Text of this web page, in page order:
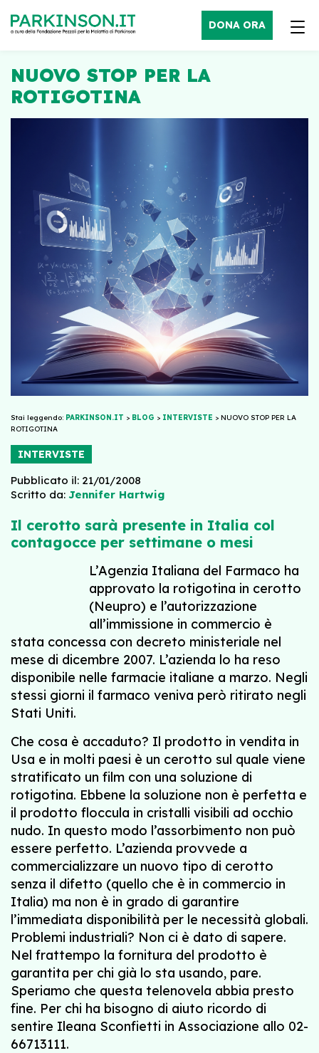
DONA ORA
NUOVO STOP PER LA
ROTIGOTINA
Stai leggendo: PARKINSON.IT > BLOG > INTERVISTE > NUOVO STOP PER LA
ROTIGOTINA
INTERVISTE
Pubblicato il: 21/01/2008
Scritto da: Jennifer Hartwig
Il cerotto sarà presente in Italia col
contagocce per settimane o mesi
L’Agenzia Italiana del Farmaco ha
approvato la rotigotina in cerotto
(Neupro) e l’autorizzazione
all’immissione in commercio è
stata concessa con decreto ministeriale nel
mese di dicembre 2007. L’azienda lo ha reso
disponibile nelle farmacie italiane a marzo. Negli
stessi giorni il farmaco veniva però ritirato negli
Stati Uniti.
Che cosa è accaduto? Il prodotto in vendita in
Usa e in molti paesi è un cerotto sul quale viene
stratificato un film con una soluzione di
rotigotina. Ebbene la soluzione non è perfetta e
il prodotto floccula in cristalli visibili ad occhio
nudo. In questo modo l’assorbimento non può
essere perfetto. L’azienda provvede a
commercializzare un nuovo tipo di cerotto
senza il difetto (quello che è in commercio in
Italia) ma non è in grado di garantire
l’immediata disponibilità per le necessità globali.
Problemi industriali? Non ci è dato di sapere.
Nel frattempo la fornitura del prodotto è
garantita per chi già lo sta usando, pare.
Speriamo che questa telenovela abbia presto
fine. Per chi ha bisogno di aiuto ricordo di
sentire Ileana Sconfietti in Associazione allo 02-
66713111.